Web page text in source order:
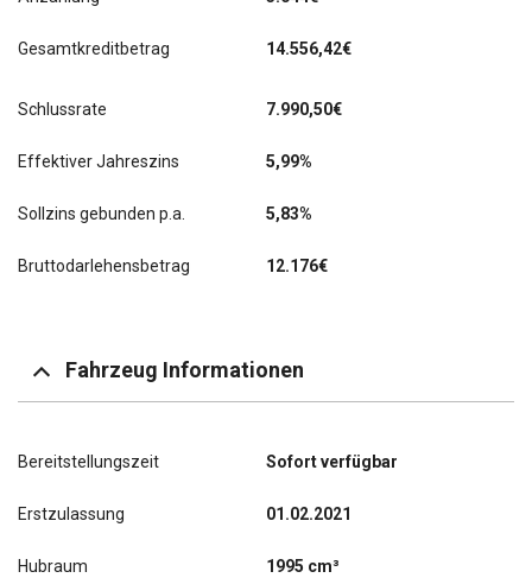
Gesamtkreditbetrag 14.556,42€
Schlussrate 7.990,50€
Effektiver Jahreszins 5,99%
Sollzins gebunden p.a. 5,83%
Bruttodarlehensbetrag 12.176€
Fahrzeug Informationen
Bereitstellungszeit Sofort verfügbar
Erstzulassung 01.02.2021
Hubraum 1995 cm³